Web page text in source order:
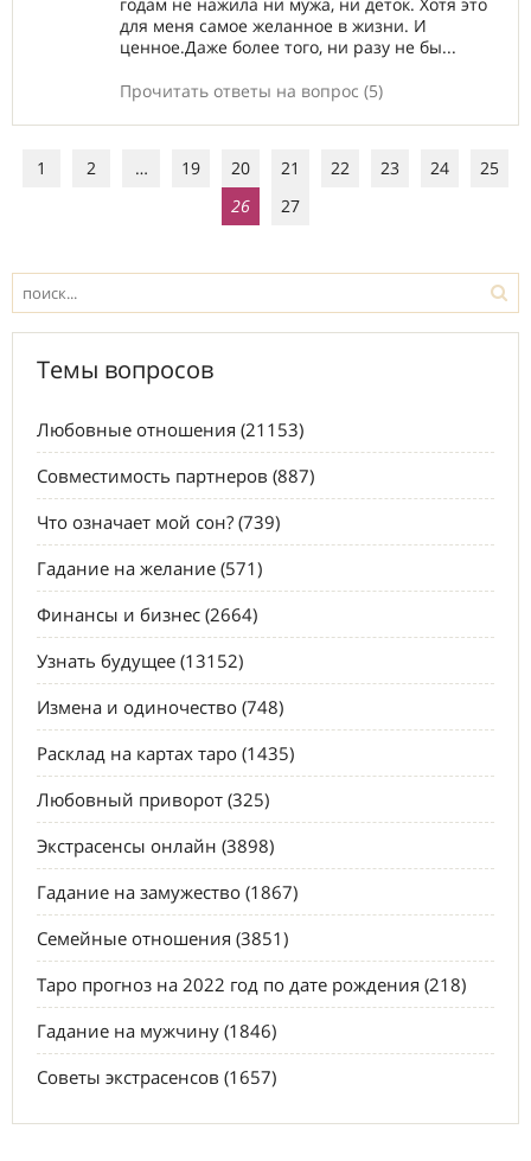
для меня самое желанное в жизни. И
ценное.Даже более того, ни разу не бы...
Прочитать ответы на вопрос (5)
1 2 … 19 20 21 22 23 24
25
26
27
Темы вопросов
Любовные отношения (21153)
Совместимость партнеров (887)
Что означает мой сон? (739)
Гадание на желание (571)
Финансы и бизнес (2664)
Узнать будущее (13152)
Измена и одиночество (748)
Расклад на картах таро (1435)
Любовный приворот (325)
Экстрасенсы онлайн (3898)
Гадание на замужество (1867)
Семейные отношения (3851)
Таро прогноз на 2022 год по дате рождения (218)
Гадание на мужчину (1846)
Советы экстрасенсов (1657)